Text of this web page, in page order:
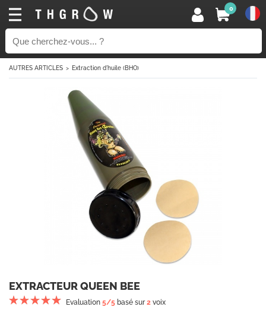
0
AUTRES ARTICLES Extraction d´huile (BHO)
EXTRACTEUR QUEEN BEE
Evaluation 5/5 basé sur2 voix